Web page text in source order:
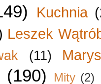
Kuchnia
Leszek
(11)
(190) Mity (2)